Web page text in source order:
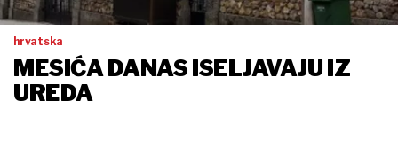
hrvatska
MESIĆA DANAS ISELJAVAJU IZ
UREDA